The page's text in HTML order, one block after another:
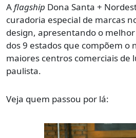
Aflagship Dona Santa +
curadoria especial de marcas
design, apresentando o
dos 9 estados que compõem o
maiores centros comerciais de
paulista.
Veja quem passou por lá: